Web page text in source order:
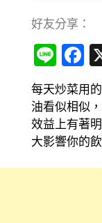
好友分享：
Line
每天炒菜用
油看似相似
效益上有著
大影響你的